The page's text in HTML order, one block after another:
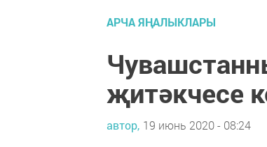
АРЧА ЯҢАЛЫКЛАРЫ
җитәкчесе
автор, 19 июнь 2020 - 08:24